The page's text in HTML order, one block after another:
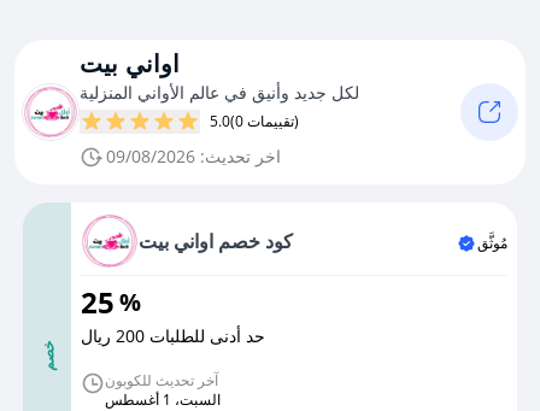
اواني بيت
لكل جديد وأنيق في عالم الأواني المنزلية
5.0 (0 تقييمات)
اخر تحديث: 09/08/2026
خصم
كود خصم اواني بيت مُوثَّق
25%
حد أدنى للطلبات 200 ريال
آخر تحديث للكوبون
السبت، 1 أغسطس